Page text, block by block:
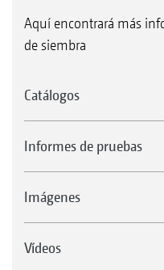
Aquí encontrará más
de siembra
Catálogos
Informes de pruebas
Imágenes
Vídeos